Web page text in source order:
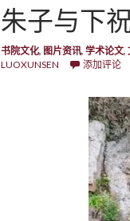
朱子与下
书院文化, 图片资讯, 学术论文,
LUOXUNSEN
添加评论